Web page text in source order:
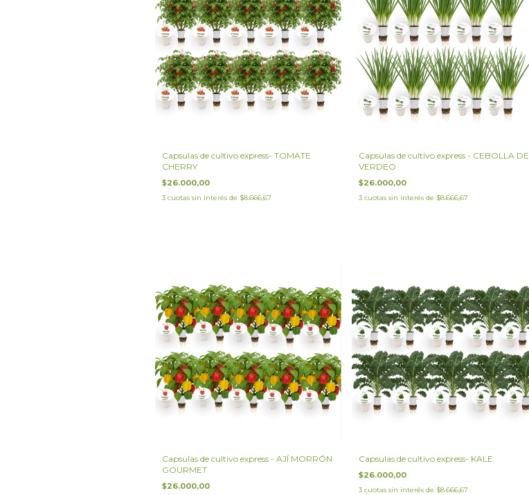
Capsulas de cultivo express- TOMATE
CHERRY
$26.000,00
3 cuotas sin interés de $8.666,67
Capsulas de cultivo express - CEBOLLA DE
VERDEO
$26.000,00
3 cuotas sin interés de $8.666,67
Capsulas de cultivo express - AJÍ MORRÓN
GOURMET
$26.000,00
Capsulas de cultivo express- KALE
$26.000,00
3 cuotas sin interés de $8.666,67